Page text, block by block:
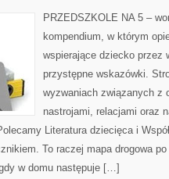
PRZEDSZKOLE NA 5 –
kompendium, w którym
wspierające dziecko przez
przystępne wskazówki.
wyzwaniach związanych z
nastrojami, relacjami oraz
Literatura dziecięca i
To raczej mapa drogowa
w domu następuje […]